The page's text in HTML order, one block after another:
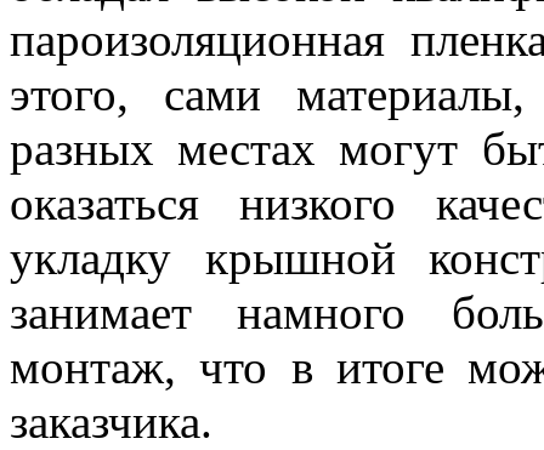
пароизоляционная
этого, сами
разных местах могут
оказаться низкого
укладку крышной
занимает намного
монтаж, что в итоге
заказчика.